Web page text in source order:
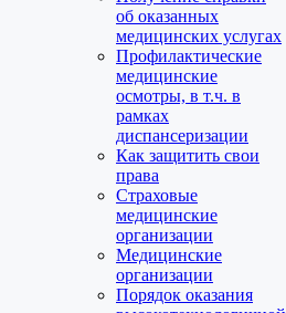
об оказанных
медицинских услугах
Профилактические
медицинские
осмотры, в т.ч. в
рамках
диспансеризации
Как защитить свои
права
Страховые
медицинские
организации
Медицинские
организации
Порядок оказания